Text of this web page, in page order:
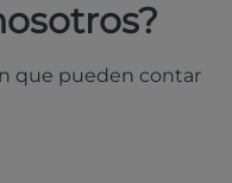
que pueden contar